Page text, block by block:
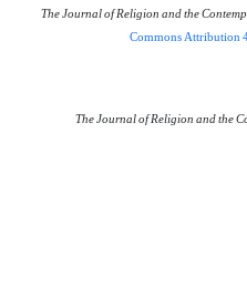
The Journal of Religion and the
Commons Attribution
The Journal of Religion and the